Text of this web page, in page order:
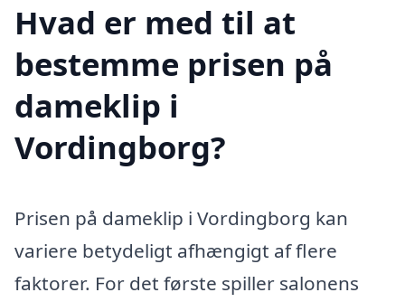
Hvad er med til at
bestemme prisen på
dameklip i
Vordingborg?
Prisen på dameklip i Vordingborg kan
variere betydeligt afhængigt af flere
faktorer. For det første spiller salonens